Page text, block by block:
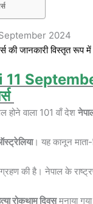
2024
जानकारी विस्तृत रूप में
होने वाला 101 वाँ देश
। यह कानून
की है। नेपाल के
रोकथाम दिवसमनाया